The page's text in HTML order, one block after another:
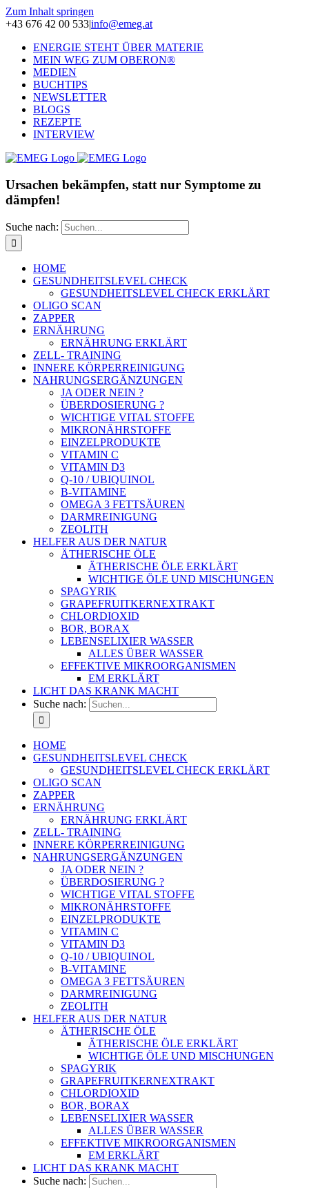
Zum Inhalt springen
+43 676 42 00 533|info@emeg.at
ENERGIE STEHT ÜBER MATERIE
MEIN WEG ZUM OBERON®
MEDIEN
BUCHTIPS
NEWSLETTER
BLOGS
REZEPTE
INTERVIEW
Ursachen bekämpfen, statt nur Symptome zu
dämpfen!
Suche nach:
HOME
GESUNDHEITSLEVEL CHECK
GESUNDHEITSLEVEL CHECK ERKLÄRT
OLIGO SCAN
ZAPPER
ERNÄHRUNG
ERNÄHRUNG ERKLÄRT
ZELL- TRAINING
INNERE KÖRPERREINIGUNG
NAHRUNGSERGÄNZUNGEN
JA ODER NEIN ?
ÜBERDOSIERUNG ?
WICHTIGE VITAL STOFFE
MIKRONÄHRSTOFFE
EINZELPRODUKTE
VITAMIN C
VITAMIN D3
Q-10 / UBIQUINOL
B-VITAMINE
OMEGA 3 FETTSÄUREN
DARMREINIGUNG
ZEOLITH
HELFER AUS DER NATUR
ÄTHERISCHE ÖLE
ÄTHERISCHE ÖLE ERKLÄRT
WICHTIGE ÖLE UND MISCHUNGEN
SPAGYRIK
GRAPEFRUITKERNEXTRAKT
CHLORDIOXID
BOR, BORAX
LEBENSELIXIER WASSER
ALLES ÜBER WASSER
EFFEKTIVE MIKROORGANISMEN
EM ERKLÄRT
LICHT DAS KRANK MACHT
Suche nach:
HOME
GESUNDHEITSLEVEL CHECK
GESUNDHEITSLEVEL CHECK ERKLÄRT
OLIGO SCAN
ZAPPER
ERNÄHRUNG
ERNÄHRUNG ERKLÄRT
ZELL- TRAINING
INNERE KÖRPERREINIGUNG
NAHRUNGSERGÄNZUNGEN
JA ODER NEIN ?
ÜBERDOSIERUNG ?
WICHTIGE VITAL STOFFE
MIKRONÄHRSTOFFE
EINZELPRODUKTE
VITAMIN C
VITAMIN D3
Q-10 / UBIQUINOL
B-VITAMINE
OMEGA 3 FETTSÄUREN
DARMREINIGUNG
ZEOLITH
HELFER AUS DER NATUR
ÄTHERISCHE ÖLE
ÄTHERISCHE ÖLE ERKLÄRT
WICHTIGE ÖLE UND MISCHUNGEN
SPAGYRIK
GRAPEFRUITKERNEXTRAKT
CHLORDIOXID
BOR, BORAX
LEBENSELIXIER WASSER
ALLES ÜBER WASSER
EFFEKTIVE MIKROORGANISMEN
EM ERKLÄRT
LICHT DAS KRANK MACHT
Suche nach: